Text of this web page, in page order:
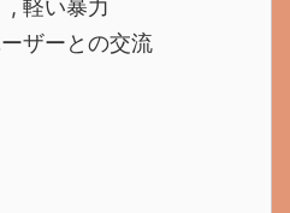
, 軽い暴力
ザーとの交流